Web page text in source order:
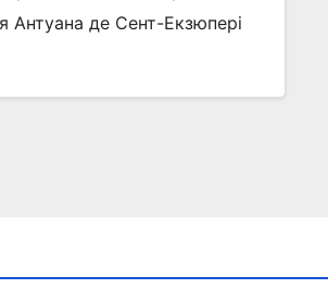
Антуана де Сент-Екзюпері